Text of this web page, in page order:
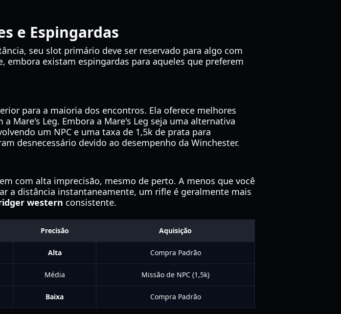
e Espingardas
seu slot primário deve ser reservado para algo com
existam espingardas para aqueles que preferem
para a maioria dos encontros. Ela oferece melhores
Mare's Leg. Embora a Mare's Leg seja uma alternativa
um NPC e uma taxa de 1,5k de prata para
desnecessário devido ao desempenho da Winchester.
com alta imprecisão, mesmo de perto. A menos que você
a distância instantaneamente, um rifle é geralmente mais
western consistente.
Precisão Aquisição
Alta Compra Padrão
Média Missão de NPC (1,5k)
Baixa Compra Padrão